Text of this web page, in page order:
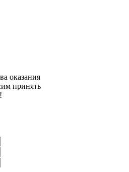
оказания
принять